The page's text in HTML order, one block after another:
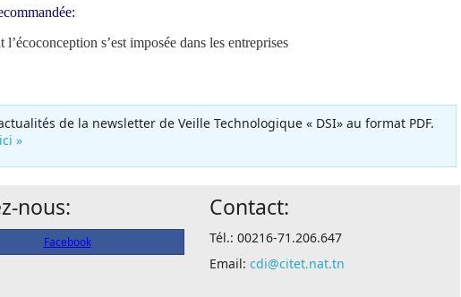
l’écoconception s’est imposée dans les entreprises
de la newsletter de Veille Technologique « DSI» au format PDF.
»
nous:
Facebook
Contact:
Tél.: 00216-71.206.647
Email: cdi@citet.nat.tn